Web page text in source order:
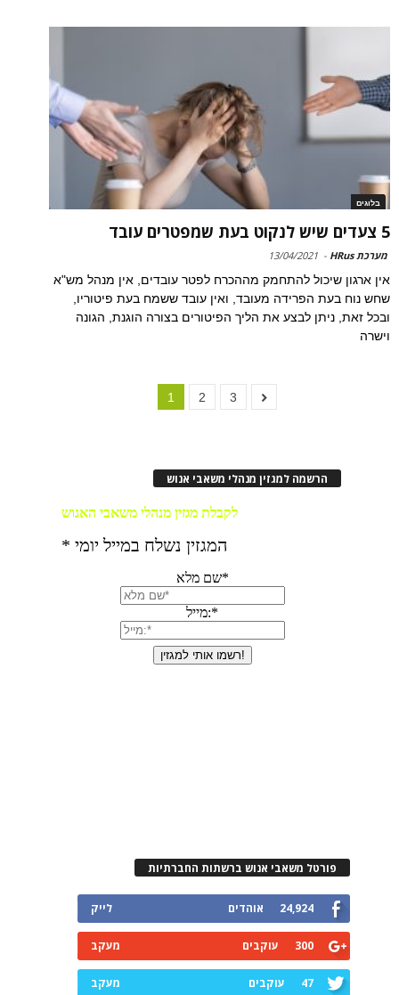
בלוגים
5 צעדים שיש לנקוט בעת שמפטרים עובד
מערכת HRus -
13/04/2021
אין ארגון שיכול להתחמק מההכרח לפטר עובדים, אין מנהל מש"א
שחש נוח בעת הפרידה מעובד, ואין עובד ששמח בעת פיטוריו,
ובכל זאת, ניתן לבצע את הליך הפיטורים בצורה הוגנת, הגונה
וישרה
1 2 3
הרשמה למגזין מנהלי משאבי אנוש
פורטל משאבי אנוש ברשתות החברתיות
24,924 אוהדים לייק
300 עוקבים מעקב
47 עוקבים מעקב